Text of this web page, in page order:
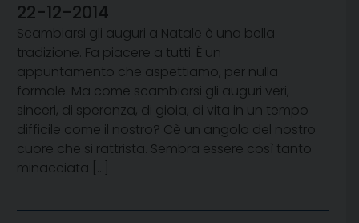
22-12-2014
Scambiarsi gli auguri a Natale è una bella
tradizione. Fa piacere a tutti. È un
appuntamento che aspettiamo, per nulla
formale. Ma come scambiarsi gli auguri veri,
sinceri, di speranza, di gioia, di vita in un tempo
difficile come il nostro? Cè un angolo del nostro
cuore che si rattrista. Sembra essere così tanto
minacciata […]